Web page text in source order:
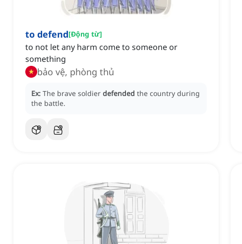
to defend[Động từ]
to not let any harm come to someone or
something
bảo vệ, phòng thủ
Ex: The brave soldier defended the country during
the battle.